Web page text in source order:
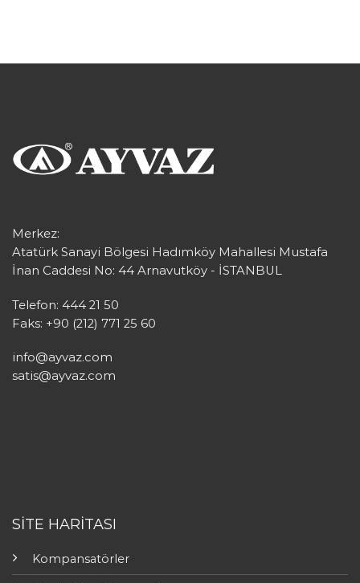
Merkez:
Atatürk Sanayi Bölgesi Hadımköy Mahallesi Mustafa
İnan Caddesi No: 44 Arnavutköy - İSTANBUL
Telefon: 444 21 50
Faks: +90 (212) 771 25 60
info@ayvaz.com
satis@ayvaz.com
SİTE HARİTASI
Kompansatörler